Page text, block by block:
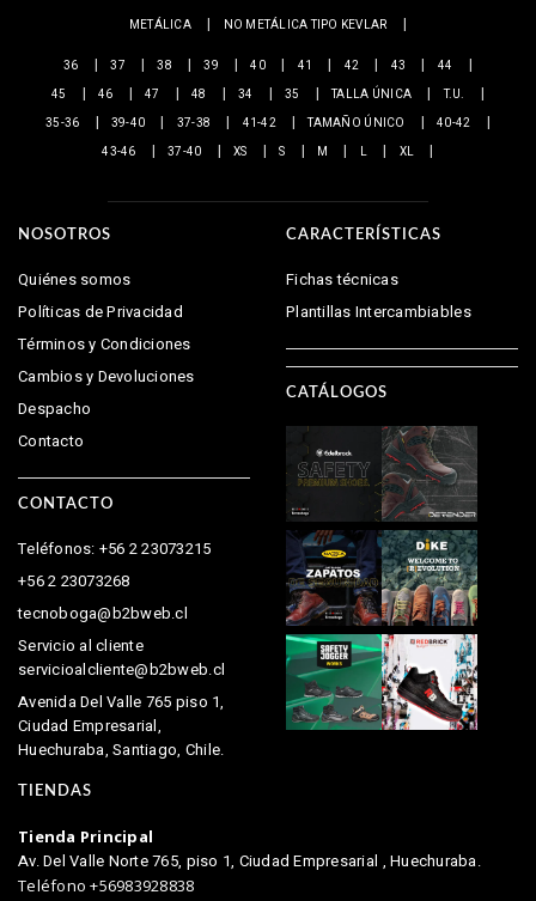
METÁLICA NO METÁLICA TIPO KEVLAR
36 37 38 39 40 41 42 43
44
45
46 47 48 34 35 TALLA ÚNICA
T.U.
35-36
39-40 37-38 41-42 TAMAÑO ÚNICO
40-42
43-46
37-40 XS S M L XL
NOSOTROS
Quiénes somos
Políticas de Privacidad
Términos y Condiciones
Cambios y Devoluciones
Despacho
Contacto
CONTACTO
Teléfonos: +56 2 23073215
+56 2 23073268
tecnoboga@b2bweb.cl
Servicio al cliente
servicioalcliente@b2bweb.cl
Avenida Del Valle 765 piso 1,
Ciudad Empresarial,
Huechuraba, Santiago, Chile.
CARACTERÍSTICAS
Fichas técnicas
Plantillas Intercambiables
CATÁLOGOS
TIENDAS
Tienda Principal
Av. Del Valle Norte 765, piso 1, Ciudad Empresarial , Huechuraba.
Teléfono +56983928838